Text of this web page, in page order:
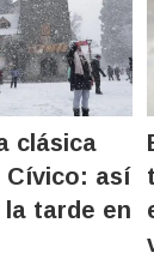
clásica
Cívico: así
tarde en